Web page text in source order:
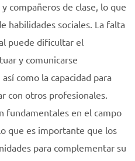
compañeros de clase, lo que
habilidades sociales. La falta
puede dificultar el
y comunicarse
como la capacidad para
con otros profesionales.
fundamentales en el campo
que es importante que los
para complementar su